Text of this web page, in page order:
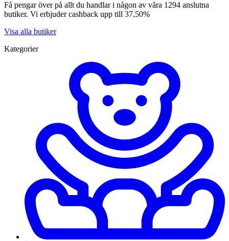
Få pengar över på allt du handlar i någon av våra 1294 anslutna
butiker. Vi erbjuder cashback upp till 37,50%
Visa alla butiker
Kategorier